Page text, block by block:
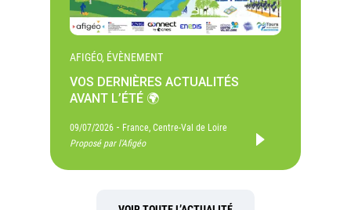
AFIGÉO, ÉVÈNEMENT
VOS DERNIÈRES ACTUALITÉS
AVANT L’ÉTÉ 🌍
09/07/2026 - France, Centre-Val de Loire
Proposé par l'Afigéo